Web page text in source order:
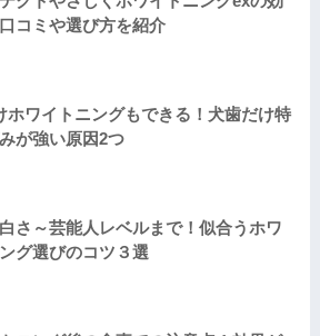
コミや選び方を紹介
ホワイトニングもできる！犬歯だけ特
が強い原因2つ
さ～芸能人レベルまで！似合うホワ
グ選びのコツ３選